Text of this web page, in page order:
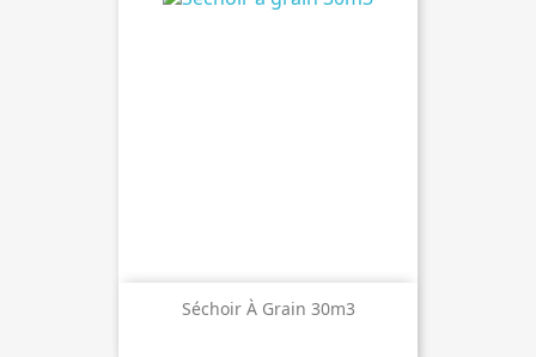
Séchoir À Grain 30m3